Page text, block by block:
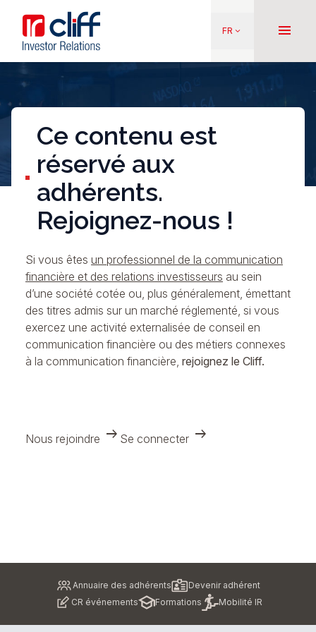
contenu
principal
Aller directement au contenu
FR keyboard_arrow_down menu
Ce contenu est
réservé aux
adhérents.
Rejoignez-nous !
Si vous êtes un professionnel de la communication
financière et des relations investisseurs au sein
d’une société cotée ou, plus généralement, émettant
des titres admis sur un marché réglementé, si vous
exercez une activité externalisée de conseil en
communication financière ou des métiers connexes
à la communication financière, rejoignez le Cliff.
Nous rejoindre arrow_right_alt Se connecter arrow_right_alt
Annuaire des adhérents
Devenir adhérent
CR événements
Formations Mobilité IR